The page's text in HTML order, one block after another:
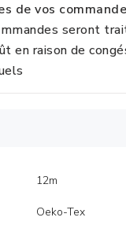
de vos
seront
en raison de
12m
Oeko-Tex